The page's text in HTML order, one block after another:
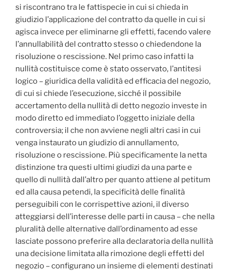
si riscontrano tra le fattispecie in cui si chieda in
giudizio l’applicazione del contratto da quelle in cui si
agisca invece per eliminarne gli effetti, facendo valere
l’annullabilità del contratto stesso o chiedendone la
risoluzione o rescissione. Nel primo caso infatti la
nullità costituisce come è stato osservato, l’antitesi
logico – giuridica della validità ed efficacia del negozio,
di cui si chiede l’esecuzione, sicché il possibile
accertamento della nullità di detto negozio investe in
modo diretto ed immediato l’oggetto iniziale della
controversia; il che non avviene negli altri casi in cui
venga instaurato un giudizio di annullamento,
risoluzione o rescissione. Più specificamente la netta
distinzione tra questi ultimi giudizi da una parte e
quello di nullità dall’altro per quanto attiene al petitum
ed alla causa petendi, la specificità delle finalità
perseguibili con le corrispettive azioni, il diverso
atteggiarsi dell’interesse delle parti in causa – che nella
pluralità delle alternative dall’ordinamento ad esse
lasciate possono preferire alla declaratoria della nullità
una decisione limitata alla rimozione degli effetti del
negozio – configurano un insieme di elementi destinati